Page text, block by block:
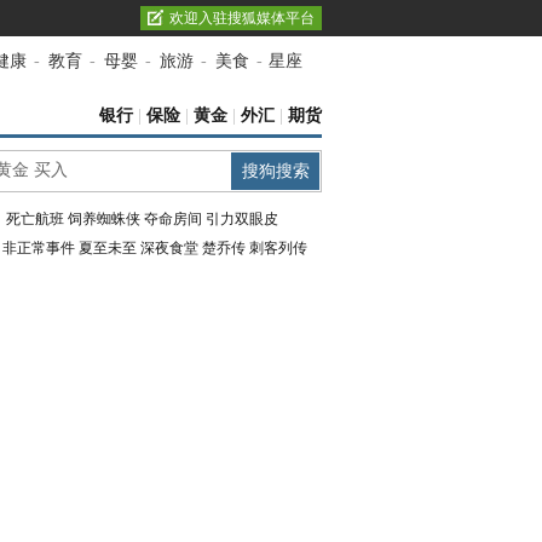
欢迎入驻搜狐媒体平台
康 - 教育 - 母婴 - 旅游 - 美食 - 星座
银行| 保险 黄金 外汇 期货
死亡航班 饲养蜘蛛侠 夺命房间 引力双眼皮
非正常事件 夏至未至 深夜食堂 楚乔传 刺客列传